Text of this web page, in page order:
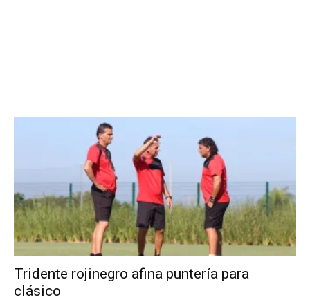
Tridente rojinegro afina puntería para
clásico